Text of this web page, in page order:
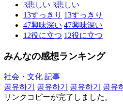
3悲しい 3悲しい
13すっきり 13すっきり
47興味深い 47興味深い
12役に立つ 12役に立つ
みんなの感想ランキング
社会・文化 記事
공유하기
공유하기 공유하기 공유
リンクコピーが完了しました。